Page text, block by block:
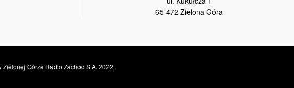
65-472 Zielona Góra
Górze Radio Zachód S.A. 2022.